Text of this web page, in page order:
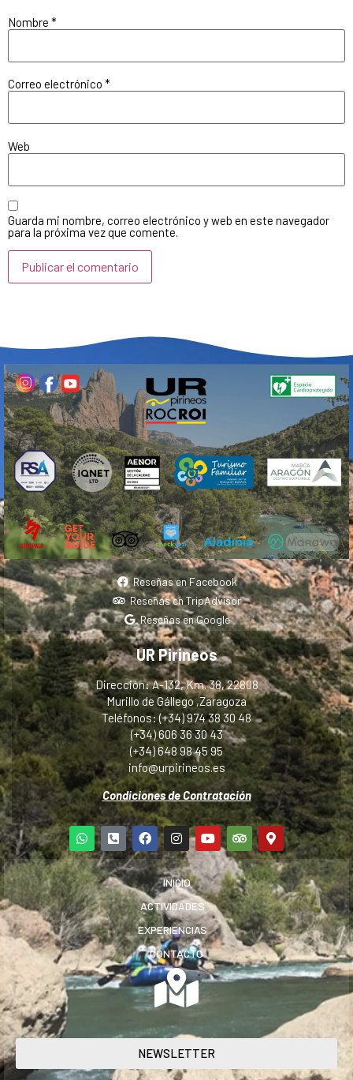
Nombre *
Correo electrónico *
Web
Guarda mi nombre, correo electrónico y web en este navegador
para la próxima vez que comente.
Reseñas en Facebook
Reseñas en TripAdvisor
Reseñas en Google
UR Pirineos
Dirección: A-132, Km. 38, 22808
Murillo de Gállego ,Zaragoza
Teléfonos: (+34) 974 38 30 48
(+34) 606 36 30 43
(+34) 648 98 45 95
info@urpirineos.es
Condiciones de Contratación
INICIO
ACTIVIDADES
EXPERIENCIAS
CONTACTO
NEWSLETTER